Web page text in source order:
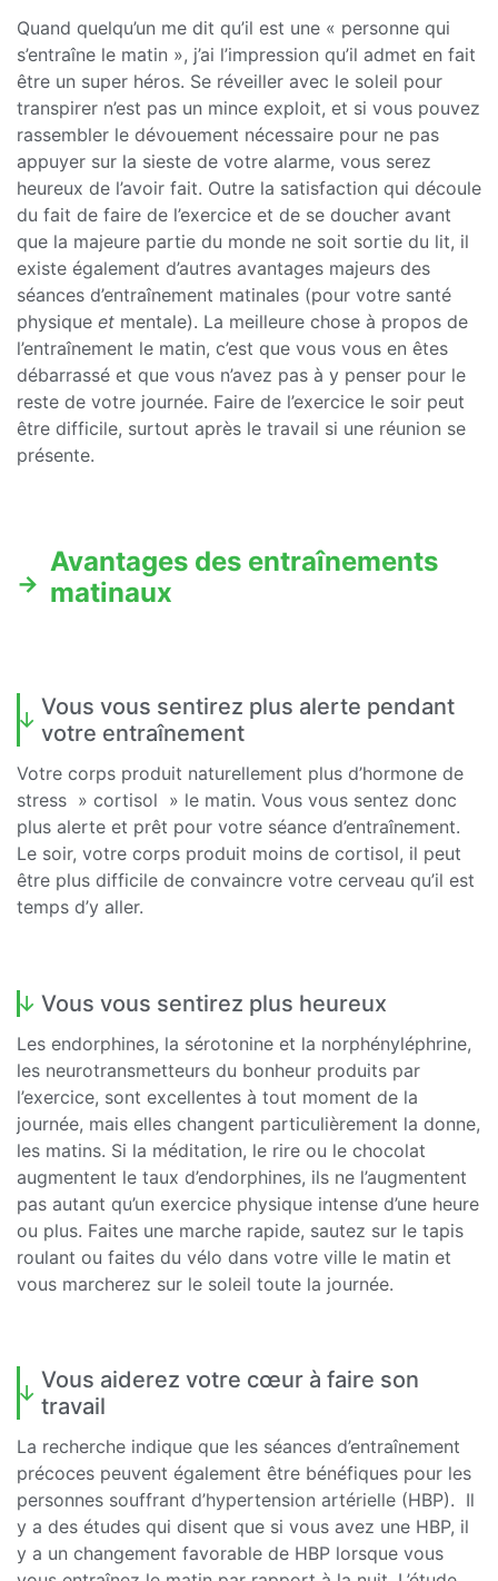
Quand quelqu’un me dit qu’il est une « personne qui
s’entraîne le matin », j’ai l’impression qu’il admet en fait
être un super héros. Se réveiller avec le soleil pour
transpirer n’est pas un mince exploit, et si vous pouvez
rassembler le dévouement nécessaire pour ne pas
appuyer sur la sieste de votre alarme, vous serez
heureux de l’avoir fait. Outre la satisfaction qui découle
du fait de faire de l’exercice et de se doucher avant
que la majeure partie du monde ne soit sortie du lit, il
existe également d’autres avantages majeurs des
séances d’entraînement matinales (pour votre santé
physique et mentale). La meilleure chose à propos de
l’entraînement le matin, c’est que vous vous en êtes
débarrassé et que vous n’avez pas à y penser pour le
reste de votre journée. Faire de l’exercice le soir peut
être difficile, surtout après le travail si une réunion se
présente.
Avantages des entraînements
matinaux
Vous vous sentirez plus alerte pendant
votre entraînement
Votre corps produit naturellement plus d’hormone de
stress » cortisol » le matin. Vous vous sentez donc
plus alerte et prêt pour votre séance d’entraînement.
Le soir, votre corps produit moins de cortisol, il peut
être plus difficile de convaincre votre cerveau qu’il est
temps d’y aller.
Vous vous sentirez plus heureux
Les endorphines, la sérotonine et la norphényléphrine,
les neurotransmetteurs du bonheur produits par
l’exercice, sont excellentes à tout moment de la
journée, mais elles changent particulièrement la donne,
les matins. Si la méditation, le rire ou le chocolat
augmentent le taux d’endorphines, ils ne l’augmentent
pas autant qu’un exercice physique intense d’une heure
ou plus. Faites une marche rapide, sautez sur le tapis
roulant ou faites du vélo dans votre ville le matin et
vous marcherez sur le soleil toute la journée.
Vous aiderez votre cœur à faire son
travail
La recherche indique que les séances d’entraînement
précoces peuvent également être bénéfiques pour les
personnes souffrant d’hypertension artérielle (HBP). Il
y a des études qui disent que si vous avez une HBP, il
y a un changement favorable de HBP lorsque vous